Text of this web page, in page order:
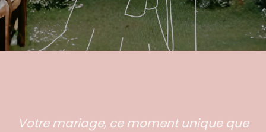
Votre mariage, ce moment unique que